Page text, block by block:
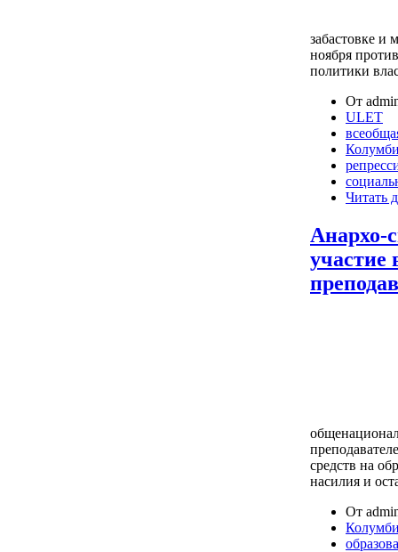
забастовке и
ноября
политики
От
ULET
Читать
Анархо-
участие
средств на
насилия и
От